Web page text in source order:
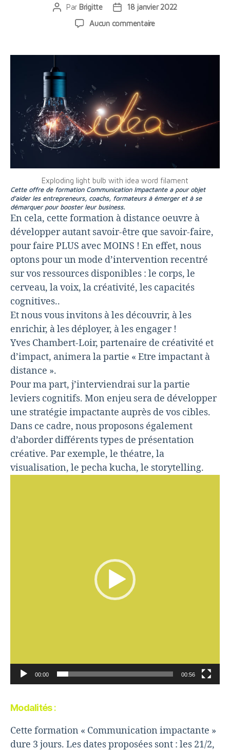
Auteur
l’article
Par Brigitte
Date18 janvier 2022
Aucun commentairesur
Impactante »
Exploding light bulb with idea word filament
Cette offre de formation Communication Impactante a pour objet
d’aider les entrepreneurs, coachs, formateurs à émerger et à se
démarquer pour booster leur business.
En cela, cette formation à distance oeuvre à
développer autant savoir-être que savoir-faire,
pour faire PLUS avec MOINS ! En effet, nous
optons pour un mode d’intervention recentré
sur vos ressources disponibles : le corps, le
cerveau, la voix, la créativité, les capacités
cognitives..
Et nous vous invitons à les découvrir, à les
enrichir, à les déployer, à les engager !
Yves Chambert-Loir, partenaire de créativité et
d’impact, animera la partie « Etre impactant à
distance ».
Pour ma part, j’interviendrai sur la partie
leviers cognitifs. Mon enjeu sera de développer
une stratégie impactante auprès de vos cibles.
Dans ce cadre, nous proposons également
d’aborder différents types de présentation
créative. Par exemple, le théatre, la
visualisation, le pecha kucha, le storytelling.
00:00 00:56
Modalités:
Cette formation « Communication impactante »
dure 3 jours. Les dates proposées sont : les 21/2,